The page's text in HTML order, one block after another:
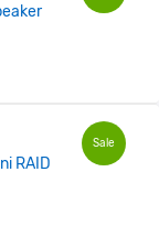
Sale
RAID